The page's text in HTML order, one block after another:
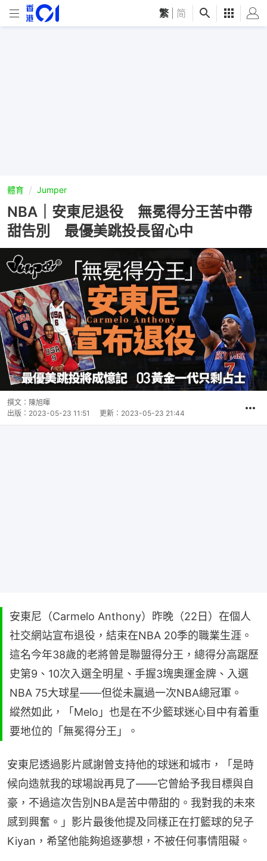
繁 简
體育 Jumper
NBA｜安東尼退役 無冕得分王苦中帶
甜告別 最優美跳投長留心中
撰文： 陳旭暉
出版： 2023-05-23 11:51 更新： 2023-05-23 21:44
安東尼（Carmelo Anthony）昨晚（22日）在個人
社交網站宣布退役，結束在NBA 20季的職業生涯。
這名今年38歲的老將曾是聯盟得分王，總得分高踞歷
史第9、10次入選全明星、手握3塊奧運金牌、入選
NBA 75大球星——但從未贏過一次NBA總冠軍。
縱然如此，「Melo」也是在不少籃球迷心目中有着重
要地位的「無冕得分王」。
安東尼透過影片感謝曾支持他的球迷和城市，「是時
候向造就我的球場說再見了——它曾給予我目標與自
豪，不過這次告別NBA是苦中帶甜的。我對我的未來
感到興奮。」影片最後他提及同樣正在打籃球的兒子
Kiyan，希望他能夠追逐夢想，不被任何事情阻礙。